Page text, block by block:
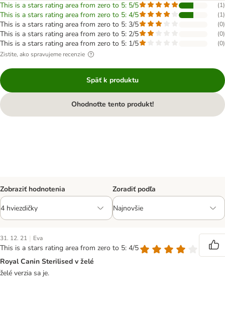
This is a stars rating area from zero to 5: 5/5 (1)
This is a stars rating area from zero to 5: 4/5 (1)
This is a stars rating area from zero to 5: 3/5 (0)
This is a stars rating area from zero to 5: 2/5 (0)
This is a stars rating area from zero to 5: 1/5 (0)
Zistite, ako spravujeme recenzie
Späť k produktu
Ohodnoťte tento produkt!
Zobraziť hodnotenia Zoradiť podľa
31. 12. 21 | Eva
This is a stars rating area from zero to 5: 4/5
Royal Canin Sterilised v želé
želé verzia sa je.